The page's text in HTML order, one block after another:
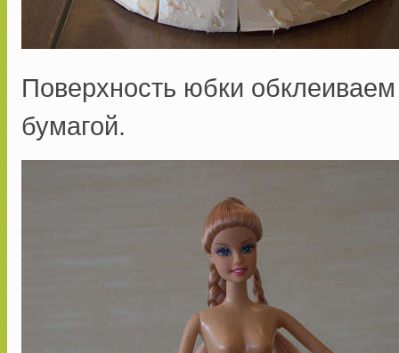
Поверхность юбки
бумагой.